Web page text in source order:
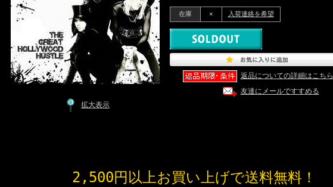
拡大表示
在庫 × 入荷連絡を希望
返品についての詳細はこちら
友達にメールですすめる
2,500円以上お買い上げで送料無料！